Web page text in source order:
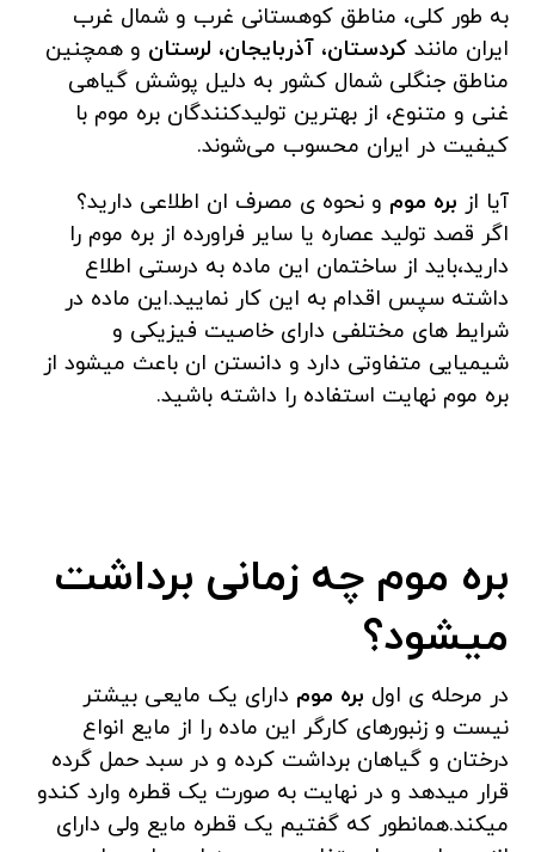
به طور کلی، مناطق کوهستانی غرب و شمال غرب
ایران مانندکردستان، آذربایجان، لرستان و همچنین
مناطق جنگلی شمال کشور به دلیل پوشش گیاهی
غنی و متنوع، از بهترین تولیدکنندگان بره موم با
کیفیت در ایران محسوب می‌شوند.
آیا از بره موم و نحوه ی مصرف ان اطلاعی دارید؟
اگر قصد تولید عصاره یا سایر فراورده از بره موم را
دارید،باید از ساختمان این ماده به درستی اطلاع
داشته سپس اقدام به این کار نمایید.این ماده در
شرایط های مختلفی دارای خاصیت فیزیکی و
شیمیایی متفاوتی دارد و دانستن ان باعث میشود از
بره موم نهایت استفاده را داشته باشید.
بره موم چه زمانی برداشت
میشود؟
در مرحله ی اول بره موم دارای یک مایعی بیشتر
نیست و زنبورهای کارگر این ماده را از مایع انواع
درختان و گیاهان برداشت کرده و در سبد حمل گرده
قرار میدهد و در نهایت به صورت یک قطره وارد کندو
میکند.همانطور که گفتیم یک قطره مایع ولی دارای